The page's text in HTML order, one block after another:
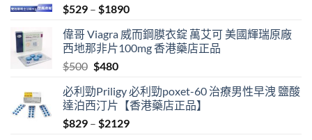
$529 – $1890Price
$529
through
偉哥 Viagra 威而鋼膜衣錠 萬艾可 美國輝瑞原廠
西地那非片100mg 香港藥店正品
$500 Original
was:
$500.
$480Current
is:
$480.
必利勁Priligy 必利勁poxet-60 治療男性早洩 鹽酸
達泊西汀片【香港藥店正品】
$829 – $2129Price